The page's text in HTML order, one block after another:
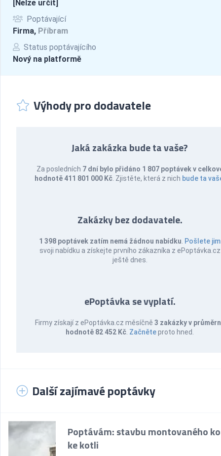
[Nelze určit]
Poptávající
Firma, Příbram
Status poptávajícího
Nový na platformě
Výhody pro dodavatele
Jaká zakázka bude ta vaše?
Za posledních 7 dní bylo přidáno 1 807 poptávek v
hodnotě 411 801 000 Kč . Zjistěte, která z nich bude ta
Zakázky bez dodavatele.
1 398 poptávek zatím nemá žádnou nabídku Pošlete jim
svoji nabídku a získejte prvního zákazníka z ePoptávka.cz
ještě dnes.
ePoptávka se vyplatí.
Firmy získají z ePoptávka.cz měsíčně 3 zakázky v
hodnotě 82 452 Kč Začněteproto hned.
Další zajímavé poptávky
Poptávám: stavbu montovaného
ke kotli